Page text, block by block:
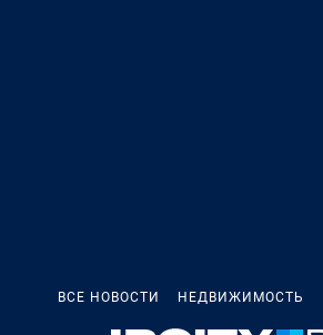
ВСЕ НОВОСТИ НЕДВИЖИМОСТЬ